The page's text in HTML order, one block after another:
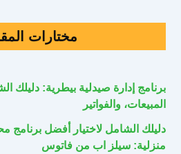
مختارات
برنامج إدارة صيدلية بيطرية: دليلك
المبيعات، والفواتير
دليلك الشامل لاختيار أفضل برنامج
منزلية: سيلز اب من فاتوس